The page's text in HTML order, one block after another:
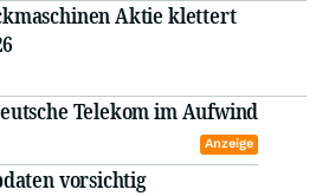
Aktie klettert
Telekom im Aufwind
Anzeige
vorsichtig